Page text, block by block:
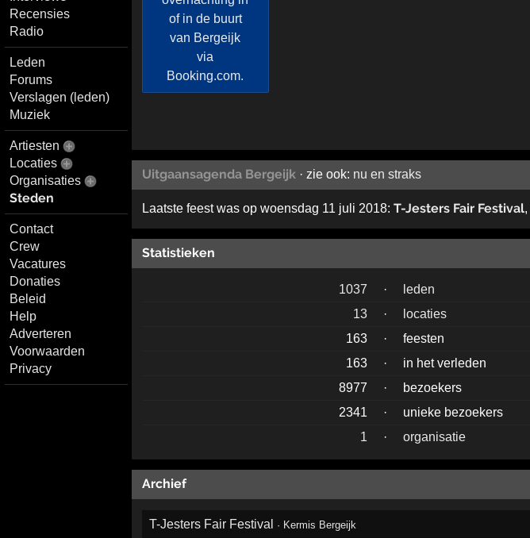
Recensies
Radio
Leden
Forums
Verslagen (leden)
Muziek
Artiesten
Locaties
Organisaties
Steden
Contact
Crew
Vacatures
Donaties
Beleid
Help
Adverteren
Voorwaarden
Privacy
Uitgaansagenda Bergeijk · zie ook: nu en straks
Laatste feest was op woensdag 11 juli 2018: T-Jesters Fair Festival,
Statistieken
1037 ·
leden
13
·
locaties
163
·
feesten
163
·
in het verleden
8977
·
bezoekers
2341
·
unieke bezoekers
1
· organisatie
Archief
T-Jesters Fair Festival · Kermis Bergeijk